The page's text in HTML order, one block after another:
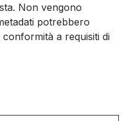
Non vengono
potrebbero
a requisiti di